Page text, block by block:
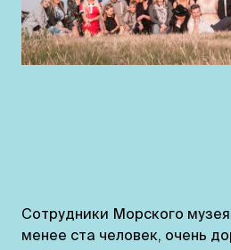
Сотрудники Морского музея
менее ста человек, очень